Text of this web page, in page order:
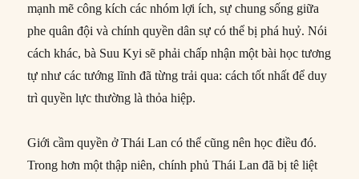
mạnh mẽ công kích các nhóm lợi ích, sự chung sống giữa
phe quân đội và chính quyền dân sự có thể bị phá huỷ. Nói
cách khác, bà Suu Kyi sẽ phải chấp nhận một bài học tương
tự như các tướng lĩnh đã từng trải qua: cách tốt nhất để duy
trì quyền lực thường là thỏa hiệp.
Giới cầm quyền ở Thái Lan có thể cũng nên học điều đó.
Trong hơn một thập niên, chính phủ Thái Lan đã bị tê liệt